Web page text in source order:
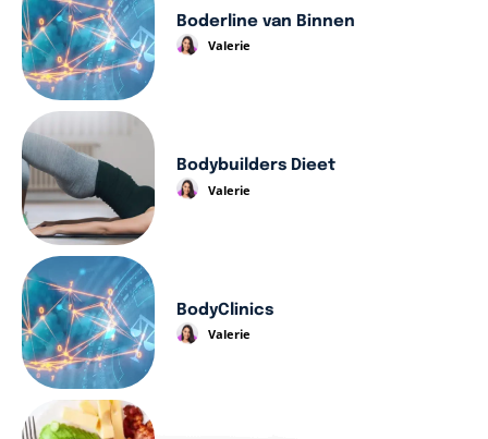
Boderline van Binnen
Valerie
Bodybuilders Dieet
Valerie
BodyClinics
Valerie